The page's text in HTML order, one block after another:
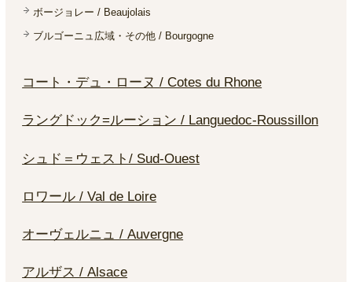
ボージョレー / Beaujolais
ブルゴーニュ広域・その他 / Bourgogne
コート・デュ・ローヌ / Cotes du Rhone
ラングドック=ルーション / Languedoc-Roussillon
シュド＝ウェスト/ Sud-Ouest
ロワール / Val de Loire
オーヴェルニュ / Auvergne
アルザス / Alsace